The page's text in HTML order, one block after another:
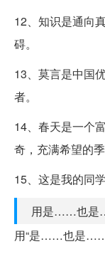
12、知识是通向
碍。
13、莫言是中国
者。
14、春天是一个
奇，充满希望的季
15、这是我的同
用是……也
用“是……也是